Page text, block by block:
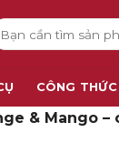
CÔNG THỨC
& Mango –